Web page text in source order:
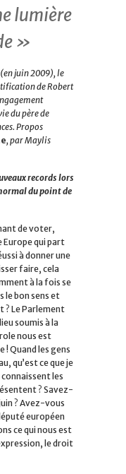
lumière
»
juin 2009), le
de Robert
du père de
Propos
, par Maylis
records lors
du point de
de voter,
Europe qui part
à donner une
faire, cela
à la fois se
le bon sens et
? Le Parlement
soumis à la
nous est
! Quand les gens
qu’est ce que je
connaissent les
? Savez-
? Avez-vous
européen
ce qui nous est
le droit